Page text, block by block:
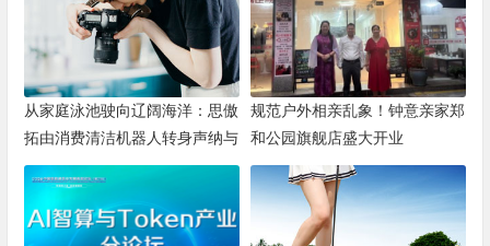
从家庭泳池驶向辽阔海洋：思傲
拓由消费清洁机器人转身声纳与
海洋机器人赛道
规范户外相亲乱象！钟意亲家郑
和公园旗舰店盛大开业